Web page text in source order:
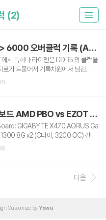
(2)
하이닉스 DDR5 A다이 5600 -> 6000 오버클럭 기록 (AMD 라이젠)
서 특히나 라이젠은 DDR5 의 클럭을
가 드물어서 기록차원에서 남김. 현
AMD Ryzen 7700X (Curved
밍 (실사용 값) 및 의견 6,000 Mhz /기가바이트(GIGABYTE) 메인보드 AMD PBO vs EZOT (auto) OC 성능 비교
GIGABYTE X470 AORUS Ga
8G x2 (C다이, 3200 OC) 간단
를 사용한 오버클럭과 GIGABY
Ryzen 군에서는 어정쩡한 수동 OC
음.실제로는 얼마나 차이가 나는지 궁
다음
Customize by Yowu